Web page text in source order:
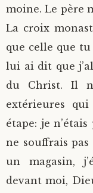
moine. Le père
La croix
que celle que
lui ai dit que
du Christ. Il
extérieures
étape: je
ne souffrais pas
un magasin,
devant moi,